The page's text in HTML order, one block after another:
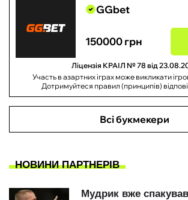
GGbet
150000 грн
Ліцензія КРАІЛ № 78 від
Участь в азартних іграх може викликати
Дотримуйтеся правил (принципів)
Всі букмекери